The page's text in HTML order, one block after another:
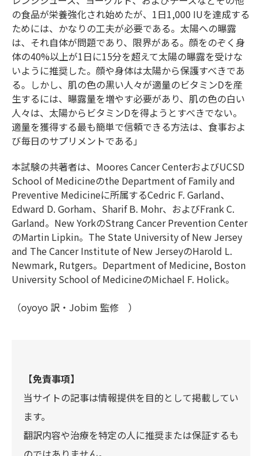
の食品が栄養強化され始めたが、1日1,000 IUを達成する
ためには、かなりの工夫が必要である。太陽への曝露
は、それ自体が問題であり、限界がある。顔をのぞく身
体の40%以上が1日に15分を超えて太陽の曝露を受けな
いように推奨した。顔や身体は太陽から保護すべきであ
る。しかし、肌の色の黒い人々が適量のビタミンDを産
生するには、曝露量を増やす必要があり、肌の色の白い
人々は、太陽からビタミンDを得ようとすべきでない。
適量を獲得する最も簡単で信頼できる方法は、食事およ
び毎日のサプリメントである」
本試験の共著者は、Moores Cancer CenterおよびUCSD
School of Medicineのthe Department of Family and
Preventive Medicineに所属するCedric F. Garland、
Edward D. Gorham、Sharif B. Mohr、およびFrank C.
Garland。New YorkのStrang Cancer Prevention Center
のMartin Lipkin。The State University of New Jersey
and The Cancer Institute of New JerseyのHarold L.
Newmark, Rutgers。Department of Medicine, Boston
University School of MedicineのMichael F. Holick。
（oyoyo 訳・Jobim 監修 ）
【免責事項】
当サイトの記事は情報提供を目的として掲載してい
ます。
翻訳内容や治療を特定の人に推奨または保証するも